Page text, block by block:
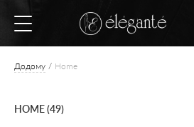
Додому Home
HOME (49)